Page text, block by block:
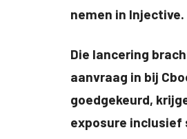
nemen in Injective.
Die lancering
aanvraag in bij
goedgekeurd,
exposure inclusief